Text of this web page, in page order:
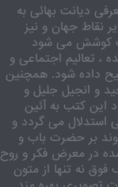
دیانت بهائی به
نقاط جهان و نیز
کوشش می شود
، تعالیم اجتماعی و
داده شود. همچنین
و انجیل جلیل و
این کتب به آئین
استدلال می گردد و
بر حضرت باب و
در معرض فکر و روح
نه تنها از متون